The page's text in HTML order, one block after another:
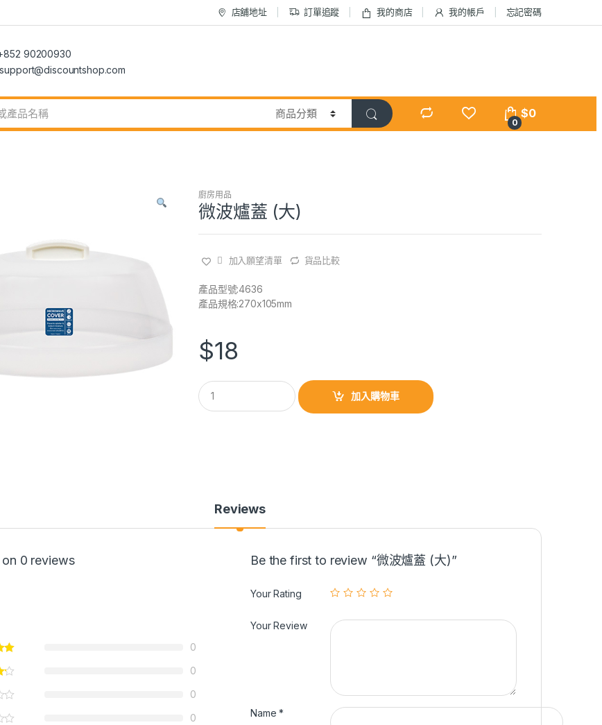
店舖地址 訂單追蹤 我的商店 我的帳戶 忘記密碼
90200930
0
$0
廚房用品
微波爐蓋 (大)
加入願望清單 貨品比較
產品型號:4636
產品規格:270x105mm
$18
Q
u
a
加入購物車
Reviews
on 0 reviews
0
0
0
0
Be the first to review “微波爐蓋 (大)”
Your Rating
Your Review
Name*